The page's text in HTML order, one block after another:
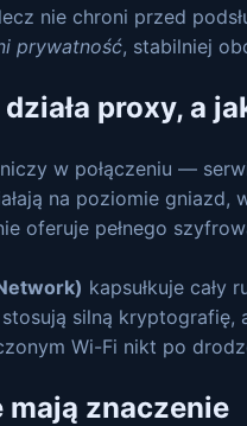
nie chroni przed
prywatność, stabilniej
proxy, a
w połączeniu —
na poziomie
oferuje pełnego
kapsułkuje cały
stosują silną kryptografię,
Wi-Fi nikt po
mają znaczenie